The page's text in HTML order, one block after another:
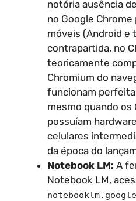
notória ausência
no Google
móveis (Android e
contrapartida, no
teoricamente
Chromium do
funcionam
mesmo quando os
possuíam
celulares
da época do
Notebook LM: A
Notebook LM,